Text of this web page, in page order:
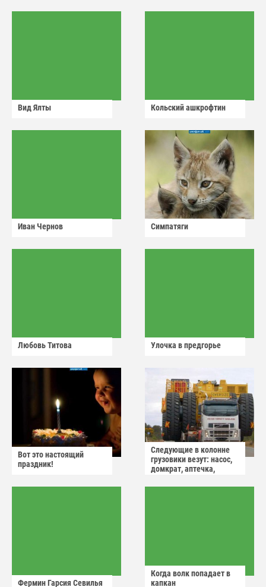
Вид Ялты Кольский ашкрофтин
Иван Чернов Симпатяги
Любовь Титова Улочка в предгорье
Вот это настоящий
праздник!
Следующие в колонне
грузовики везут: насос,
домкрат, аптечка,
Фермин Гарсия Севилья
Когда волк попадает в
капкан